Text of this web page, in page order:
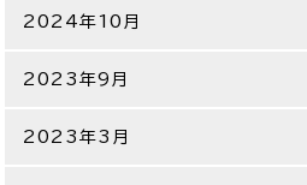
2024年10月
2023年9月
2023年3月